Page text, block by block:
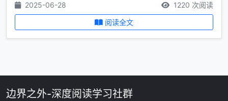
2025-06-28
1220 次阅读
阅读全文
边界之外-深度阅读学习社群